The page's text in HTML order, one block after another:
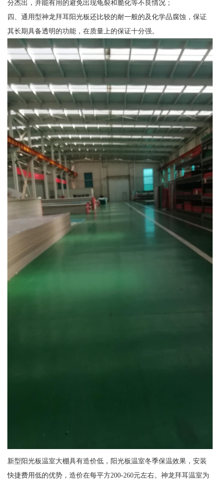
分杰出，并能有用的避免出现龟裂和脆化等不良情况；
四、通用型神龙拜耳阳光板还比较的耐一般的及化学品腐蚀，保证
其长期具备透明的功能，在质量上的保证十分强。
新型阳光板温室大棚具有造价低，阳光板温室冬季保温效果，安装
快捷费用低的优势，造价在每平方200-260元左右。神龙拜耳温室为